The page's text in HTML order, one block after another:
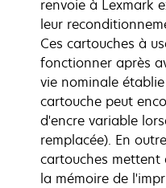
renvoie à Lexmark
leur
Ces cartouches à
fonctionner après
vie nominale
cartouche peut
d'encre variable
remplacée). En
cartouches
la mémoire de